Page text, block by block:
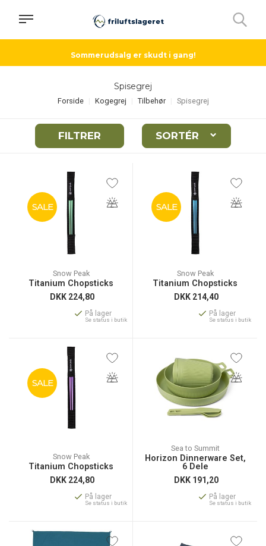
Sommerudsalg er skudt i gang!
Spisegrej
Forside Kogegrej Tilbehør Spisegrej
FILTRER SORTÉR
SALE
Snow Peak
Titanium Chopsticks
DKK 224,80
På lager
Se status i butik
SALE
Snow Peak
Titanium Chopsticks
DKK 214,40
På lager
Se status i butik
SALE
Snow Peak
Titanium Chopsticks
DKK 224,80
På lager
Se status i butik
Sea to Summit
Horizon Dinnerware Set,
6 Dele
DKK 191,20
På lager
Se status i butik